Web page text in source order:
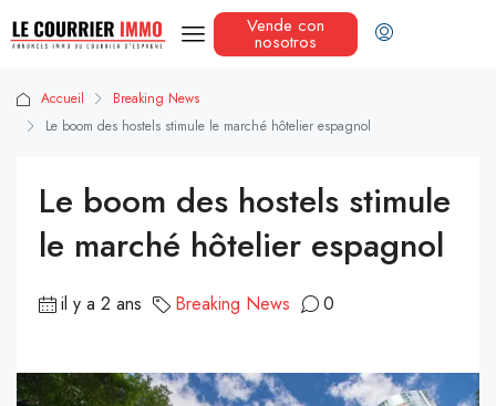
Vende con
nosotros
Accueil
Breaking News
Le boom des hostels stimule le marché hôtelier espagnol
Le boom des hostels stimule
le marché hôtelier espagnol
il y a 2 ans Breaking News 0